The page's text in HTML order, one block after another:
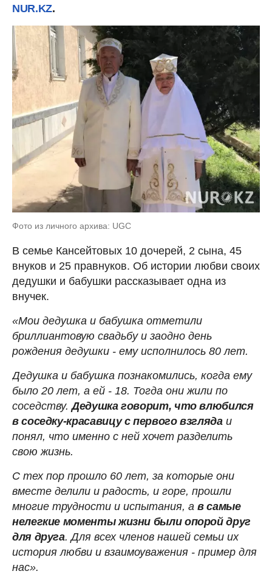
NUR.KZ.
Фото из личного архива: UGC
В семье Кансейтовых 10 дочерей, 2 сына, 45
внуков и 25 правнуков. Об истории любви своих
дедушки и бабушки рассказывает одна из
внучек.
«Мои дедушка и бабушка отметили
бриллиантовую свадьбу и заодно день
рождения дедушки - ему исполнилось 80 лет.
Дедушка и бабушка познакомились, когда ему
было 20 лет, а ей - 18. Тогда они жили по
соседству.Дедушка говорит, что влюбился
в соседку-красавицу с первого взглядаи
понял, что именно с ней хочет разделить
свою жизнь.
С тех пор прошло 60 лет, за которые они
вместе делили и радость, и горе, прошли
многие трудности и испытания, а в самые
нелегкие моменты жизни были опорой друг
для друга. Для всех членов нашей семьи их
история любви и взаимоуважения - пример для
нас».